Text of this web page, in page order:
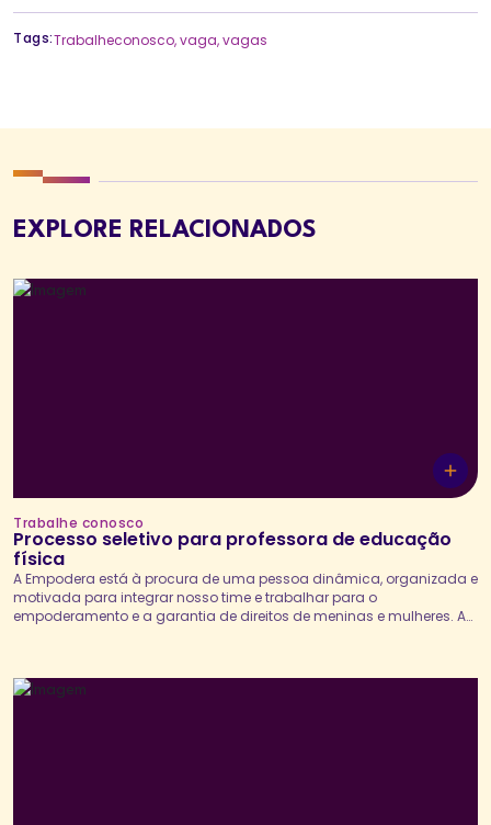
Tags:Trabalheconosco,vaga,vagas
EXPLORE RELACIONADOS
Trabalhe conosco
Processo seletivo para professora de educação
física
A Empodera está à procura de uma pessoa dinâmica, organizada e
motivada para integrar nosso time e trabalhar para o
empoderamento e a garantia de direitos de meninas e mulheres. A
jogos, atividades...